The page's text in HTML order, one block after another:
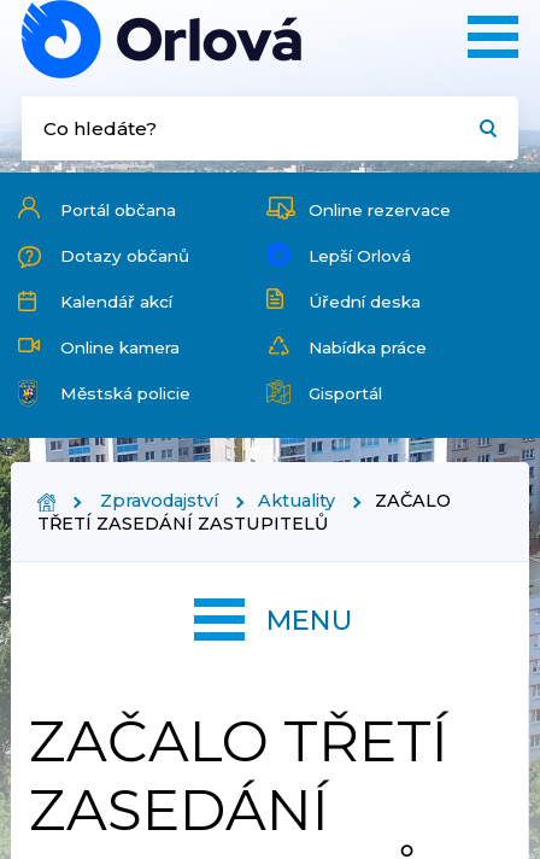
Portál občana Online rezervace
Dotazy občanů Lepší Orlová
Kalendář akcí Úřední deska
Online kamera Nabídka práce
Městská policie Gisportál
Zpravodajství Aktuality
ZAČALO
TŘETÍ ZASEDÁNÍ ZASTUPITELŮ
ZAČALO TŘETÍ
ZASEDÁNÍ
MENU